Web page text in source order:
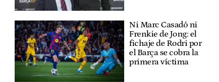
Ni Marc Casadó ni
Frenkie de Jong: el
fichaje de Rodri por
el Barça se cobra la
primera víctima